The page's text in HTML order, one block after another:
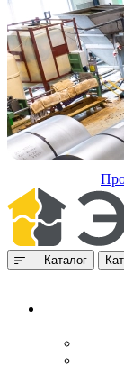
Каталог